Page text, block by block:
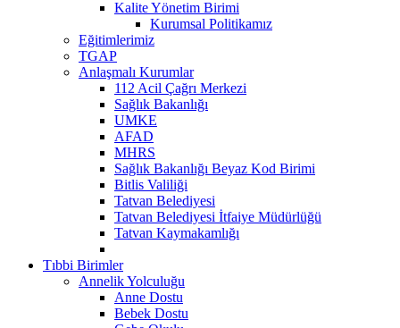
Kalite Yönetim Birimi
Kurumsal Politikamız
Eğitimlerimiz
TGAP
Anlaşmalı Kurumlar
112 Acil Çağrı Merkezi
Sağlık Bakanlığı
UMKE
AFAD
MHRS
Sağlık Bakanlığı Beyaz Kod Birimi
Bitlis Valiliği
Tatvan Belediyesi
Tatvan Belediyesi İtfaiye Müdürlüğü
Tatvan Kaymakamlığı
Tıbbi Birimler
Annelik Yolculuğu
Anne Dostu
Bebek Dostu